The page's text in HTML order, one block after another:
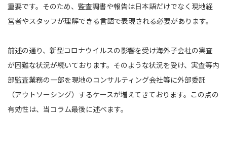
重要です。そのため、監査調書や報告は日本語だけでなく現地経
営者やスタッフが理解できる言語で表現される必要があります。
前述の通り、新型コロナウイルスの影響を受け海外子会社の実査
が困難な状況が続いております。そのような状況を受け、実査等内
部監査業務の一部を現地のコンサルティング会社等に外部委託
（アウトソーシング）するケースが増えてきております。この点の
有効性は、当コラム最後に述べます。